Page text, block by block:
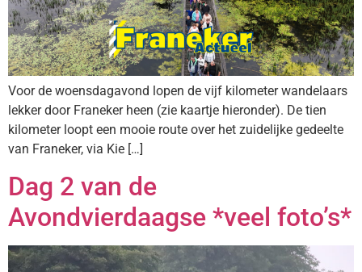
Voor de woensdagavond lopen de vijf kilometer wandelaars
lekker door Franeker heen (zie kaartje hieronder). De tien
kilometer loopt een mooie route over het zuidelijke gedeelte
van Franeker, via Kie […]
Dag 2 van de
Avondvierdaagse *veel foto’s*